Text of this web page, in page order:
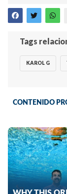
Tags
KAROL G